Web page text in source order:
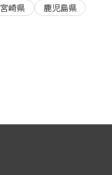
宮崎県
鹿児島県